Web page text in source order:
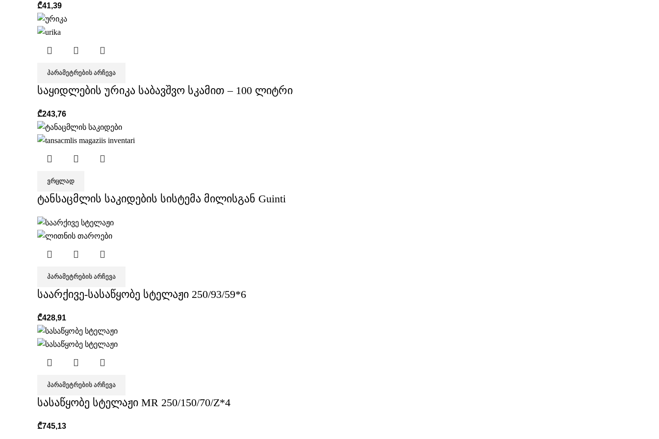
₾41,39
ᲞᲐᲠᲐᲛᲔᲢᲠᲔᲑᲘᲡ ᲐᲠᲩᲔᲕᲐ
საყიდლების ურიკა საბავშვო სკამით – 100 ლიტრი
₾243,76
ᲕᲠᲪᲚᲐᲓ
ტანსაცმლის საკიდების სისტემა მილისგან Guinti
ᲞᲐᲠᲐᲛᲔᲢᲠᲔᲑᲘᲡ ᲐᲠᲩᲔᲕᲐ
საარქივე-სასაწყობე სტელაჟი 250/93/59*6
₾428,91
ᲞᲐᲠᲐᲛᲔᲢᲠᲔᲑᲘᲡ ᲐᲠᲩᲔᲕᲐ
სასაწყობე სტელაჟი MR 250/150/70/Z*4
₾745,13